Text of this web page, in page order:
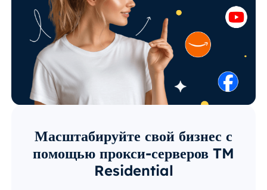
Масштабируйте свой бизнес с
помощью прокси-серверов TM
Residential